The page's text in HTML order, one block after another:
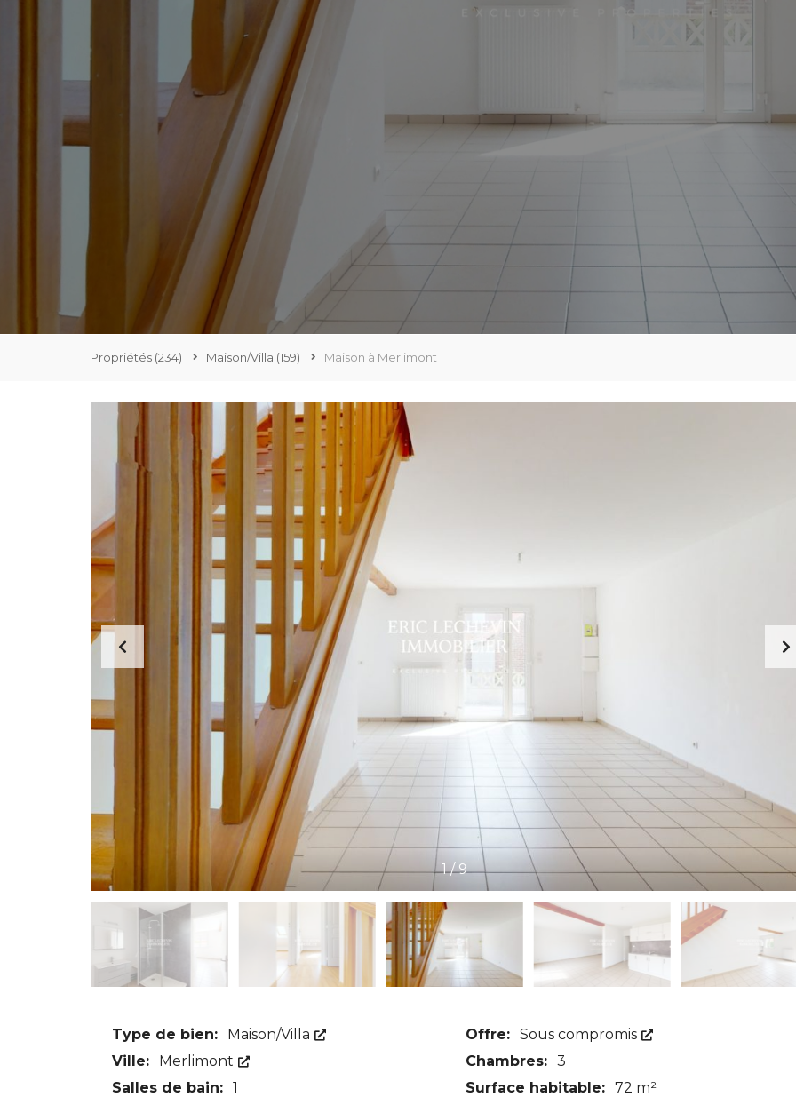
Propriétés (234) Maison/Villa (159) Maison à Merlimont
1/9
Type de bien: Maison/Villa Offre: Sous compromis
Ville:
Merlimont Chambres: 3
Salles de bain: 1 Surface habitable: 72 m²